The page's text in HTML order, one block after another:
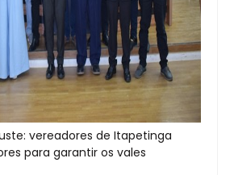
vereadores de Itapetinga
para garantir os vales